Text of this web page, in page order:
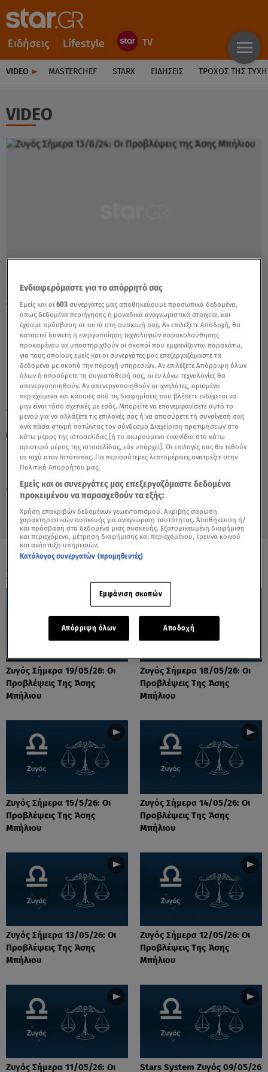
Ειδήσεις Lifestyle
VIDEO MASTERCHEF STARX ΕΙΔΉΣΕΙΣ ΤΡΟΧΌΣ ΤΗΣ
VIDEO
Παρασκευή 7 Αυγούστου 2026
13.08.24, 12:16 ΖΩΔΙΑ
Ζυγός Σήμερα 13/8/24: Οι Προβλέψεις της
Άσης Μπήλιου - Video
TAGS: ΖΥΓΟΣ ΖΥΓΟΣ ΖΥΓΟΣ ΣΗΜΕΡΑ ΖΩΔΙΑ
ΑΣΗ ΜΠΗΛΙΟΥ ΗΜΕΡΗΣΙΕΣ ΠΡΟΒΛΕΨΕΙΣ
ΟΛΑ ΤΑ ΒΙΝΤΕΟ
Ζυγός Σήμερα 19/05/26: Οι
Προβλέψεις Tης Άσης
Μπήλιου
Ζυγός Σήμερα 18/05/26: Οι
Προβλέψεις Tης Άσης
Μπήλιου
Ζυγός Σήμερα 15/5/26: Οι
Προβλέψεις Tης Άσης
Μπήλιου
Ζυγός Σήμερα 14/05/26: Οι
Προβλέψεις Tης Άσης
Μπήλιου
Ζυγός Σήμερα 13/05/26: Οι
Προβλέψεις Tης Άσης
Μπήλιου
Ζυγός Σήμερα 12/05/26: Οι
Προβλέψεις Tης Άσης
Μπήλιου
Ζυγός Σήμερα 11/05/26: Οι Stars System Ζυγός 09/05/26
Ενδιαφερόμαστε για το απόρρητό σας
Εμείς και οι603 συνεργάτες μας αποθηκεύουμε προσωπικά δεδομένα,
όπως δεδομένα περιήγησης ή μοναδικά αναγνωριστικά στοιχεία, και
έχουμε πρόσβαση σε αυτά στη συσκευή σας. Αν επιλέξετε Αποδοχή, θα
καταστεί δυνατή η ενεργοποίηση τεχνολογιών παρακολούθησης
προκειμένου να υποστηριχθούν οι σκοποί που εμφανίζονται παρακάτω,
για τους οποίους εμείς και οι συνεργάτες μας επεξεργαζόμαστε τα
δεδομένα με σκοπό την παροχή υπηρεσιών. Αν επιλέξετε Απόρριψη όλων
όλων ή αποσύρετε τη συγκατάθεσή σας, οι εν λόγω τεχνολογίες θα
απενεργοποιηθούν. Αν απενεργοποιηθούν οι ιχνηλάτες, ορισμένο
περιεχόμενο και κάποιες από τις διαφημίσεις που βλέπετε ενδέχεται να
μην είναι τόσο σχετικές με εσάς. Μπορείτε να επανεμφανίσετε αυτό το
μενού για να αλλάξετε τις επιλογές σας ή να αποσύρετε τη συναίνεσή σας
ανά πάσα στιγμή πατώντας τον σύνδεσμο Διαχείριση προτιμήσεων στο
κάτω μέρος της ιστοσελίδας [ή το αιωρούμενο εικονίδιο στο κάτω
αριστερό μέρος της ιστοσελίδας, εάν υπάρχει]. Οι επιλογές σας θα τεθούν
σε ισχύ στον Ιστότοπος. Για περισσότερες λεπτομέρειες ανατρέξτε στην
Πολιτική Απορρήτου μας.
Εμείς και οι συνεργάτες μας επεξεργαζόμαστε δεδομένα
προκειμένου να παρασχεθούν τα εξής:
Χρήση επακριβών δεδομένων γεωεντοπισμού. Ακριβής σάρωση
χαρακτηριστικών συσκευής για αναγνώριση ταυτότητας. Αποθήκευση ή/
και πρόσβαση στα δεδομένα μιας συσκευής. Εξατομικευμένη διαφήμιση
και περιεχόμενο, μέτρηση διαφήμισης και περιεχομένου, έρευνα κοινού
και ανάπτυξη υπηρεσιών.
Κατάλογος συνεργατών (προμηθευτές)
Εμφάνιση σκοπών
Απόρριψη όλων Αποδοχή